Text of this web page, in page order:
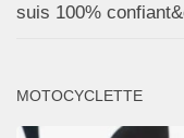
suis 100%
MOTOCYCLETTE